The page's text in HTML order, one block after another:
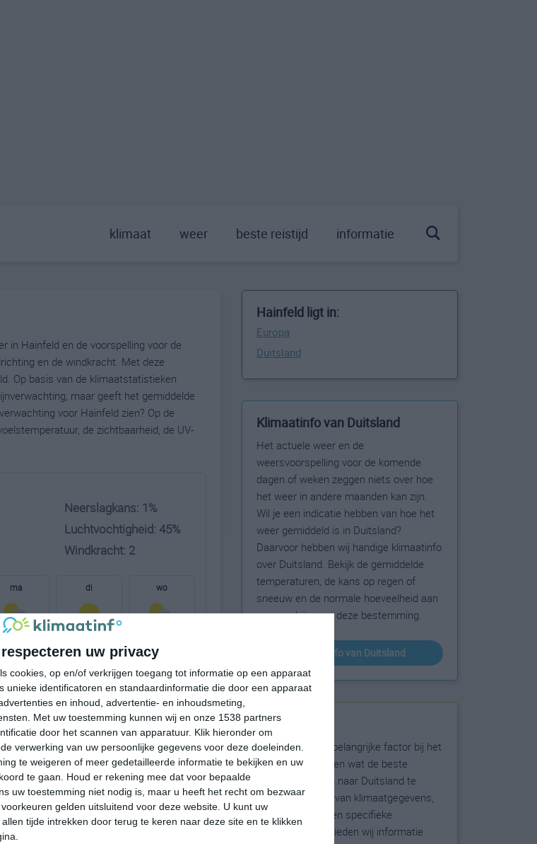
uw privacy
cookies, op en/of verkrijgen toegang tot informatie op een apparaat
unieke identificatoren en standaardinformatie die door een apparaat
en inhoud, advertentie- en inhoudsmeting,
Met uw toestemming kunnen wij en onze 1538 partners
door het scannen van apparatuur. Klik hieronder om
verwerking van uw persoonlijke gegevens voor deze doeleinden.
te weigeren of meer gedetailleerde informatie te bekijken en uw
te gaan.
Houd er rekening mee dat voor bepaalde
uw toestemming niet nodig is, maar u heeft het recht om bezwaar
gelden uitsluitend voor deze website. U kunt uw
tijde intrekken door terug te keren naar deze site en te klikken
klimaat weer beste reistijd informatie
in Hainfeld en de voorspelling voor de
en de windkracht. Met deze
Op basis van de klimaatstatistieken
maar geeft het gemiddelde
voor Hainfeld zien? Op de
de zichtbaarheid, de UV-
Neerslagkans: 1%
Luchtvochtigheid: 45%
Windkracht: 2
ma di wo
26°C 24°C 19°C
16:00 19:00 22:00
16:00 19:00 22:00
NO 2 NNO 2 NNW 2
Hainfeld ligt in:
Europa
Duitsland
Klimaatinfo van Duitsland
Het actuele weer en de
weersvoorspelling voor de komende
dagen of weken zeggen niets over hoe
het weer in andere maanden kan zijn.
Wil je een indicatie hebben van hoe het
weer gemiddeld is in Duitsland?
Daarvoor hebben wij handige klimaatinfo
over Duitsland. Bekijk de gemiddelde
temperaturen, de kans op regen of
sneeuw en de normale hoeveelheid aan
zonneschijn voor deze bestemming.
klimaatinfo van Duitsland
Beste reistijd
Het weer is een belangrijke factor bij het
reizen. Wil je weten wat de beste
maanden zijn om naar Duitsland te
reizen? Op basis van klimaatgegevens,
weersextremen en specifieke
weerinformatie bieden wij informatie